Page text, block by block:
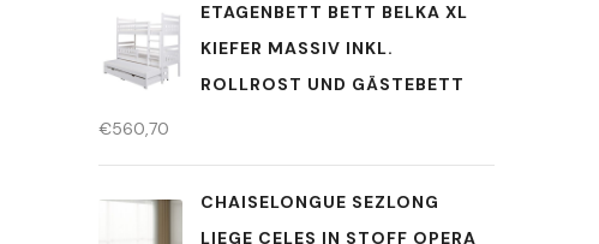
ETAGENBETT BETT BELKA XL
KIEFER MASSIV INKL.
ROLLROST UND GÄSTEBETT
€560,70
CHAISELONGUE SEZLONG
LIEGE CELES IN STOFF OPERA